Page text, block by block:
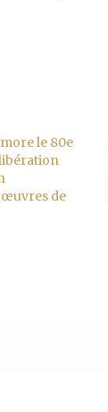
le 80e
œuvres de